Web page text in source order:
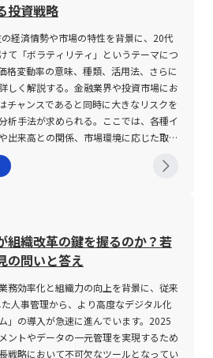
が多く、そのためハイリスクハイリター
ティリティが低い銘柄は、安定的な価格
ーリターンと見なされます。 ボラティ
去のデータに基づいた「ヒストリカルボ
場の将来予測を反映した「インプライド
類に大別されます。ヒストリカルボラテ
の価格変動データを基に計算され、統計
マ)」を用いて求められます。一方、イ
はオプション取引の価格から逆算するこ
の「未来のボラティリティ」に対する期
す。この二つの指標は、投資の判断材料
ィは単なるリスク指標にとどまらず、
選択や、相場全体の変動傾向の分析、さ
管理や投資金額の配分決定にまで幅広く
ラティリティを持つ銘柄は、急激な価格
め、効率的に短期利益を狙うデイトレー
適しています。逆に、低ボラティリティ
期保有を前提とした投資戦略において重
動を示す指標の一つであり、これだけに
投資戦略
経済情勢や市場の特性を背景に、20代
て「ボラティリティ」というテーマにつ
格変動率の意味、種類、活用法、さらに
しく解説する。金融業界や投資市場にお
チャンスであると同時に大きなリスクを
析手法が求められる。ここでは、各種イ
出来高との関係、市場環境に応じた取引
タル化された取引環境で不可欠となる情
（差金決済取引）など、さまざまな
ラティリティが高い状態は、短期間で
が発生しやすいことを意味し、逆に低い
とを示す。 投資家はこの指標を基
ランスを判断し、どのタイミングで取引
活かす。 また、ボラティリティは単に
なく、変動の頻度や値幅（スプレッド）
として理解される。 具体的な種類とし
ィリティ（IV）、ヒストリカルボラティ
組織改革の鍵を握るのか？若
の問いと答え
務効率化と組織力の向上を背景に、従来
人事管理から、より高度なデジタル化
」の導入が急速に進んでいます。2025
ントやデータの一元管理を実現するため
戦略において不可欠なツールとなってい